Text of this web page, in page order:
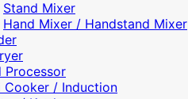
Stand Mixer
Hand Mixer / Handstand Mixer
Processor
Cooker / Induction